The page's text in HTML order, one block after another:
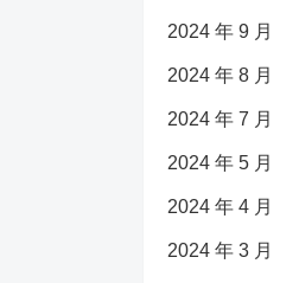
2024 年 9 月
2024 年 8 月
2024 年 7 月
2024 年 5 月
2024 年 4 月
2024 年 3 月